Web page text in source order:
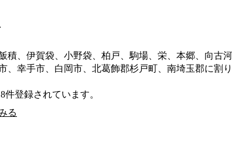
積、伊賀袋、小野袋、柏戸、駒場、栄、本郷、向古
、幸手市、白岡市、北葛飾郡杉戸町、南埼玉郡に割
件登録されています。
る